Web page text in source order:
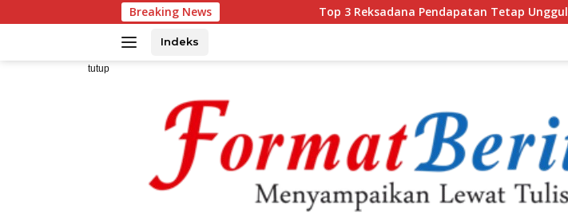
ke
Breaking News Top 3 Reksadana Pendapatan Tetap Ungguli Performa IHSG
Indeks
tutup